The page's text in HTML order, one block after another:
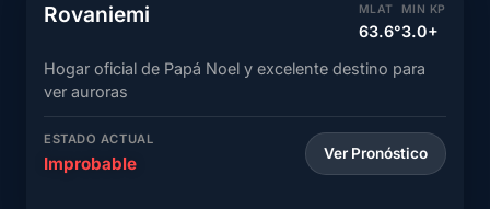
Rovaniemi MLAT
63.6°
MIN KP
3.0+
Hogar oficial de Papá Noel y excelente destino para
ver auroras
ESTADO ACTUAL
Improbable Ver Pronóstico